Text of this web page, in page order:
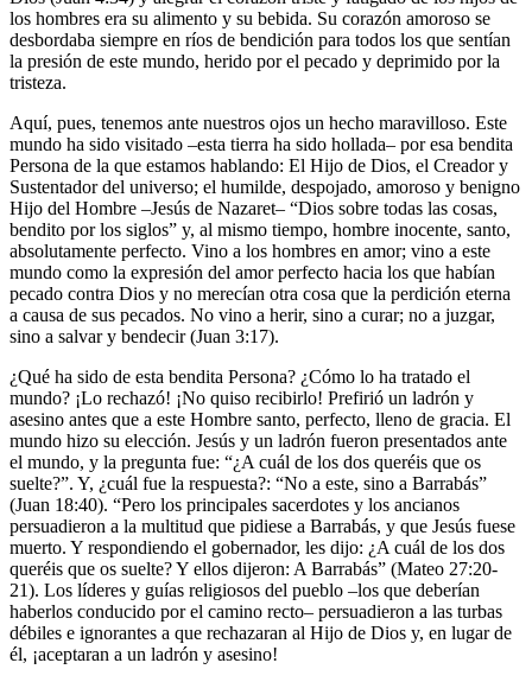
los hombres era su alimento y su bebida. Su corazón amoroso se
desbordaba siempre en ríos de bendición para todos los que sentían
la presión de este mundo, herido por el pecado y deprimido por la
tristeza.
Aquí, pues, tenemos ante nuestros ojos un hecho maravilloso. Este
mundo ha sido visitado –esta tierra ha sido hollada– por esa bendita
Persona de la que estamos hablando: El Hijo de Dios, el Creador y
Sustentador del universo; el humilde, despojado, amoroso y benigno
Hijo del Hombre –Jesús de Nazaret– “Dios sobre todas las cosas,
bendito por los siglos” y, al mismo tiempo, hombre inocente, santo,
absolutamente perfecto. Vino a los hombres en amor; vino a este
mundo como la expresión del amor perfecto hacia los que habían
pecado contra Dios y no merecían otra cosa que la perdición eterna
a causa de sus pecados. No vino a herir, sino a curar; no a juzgar,
sino a salvar y bendecir (Juan 3:17).
¿Qué ha sido de esta bendita Persona? ¿Cómo lo ha tratado el
mundo? ¡Lo rechazó! ¡No quiso recibirlo! Prefirió un ladrón y
asesino antes que a este Hombre santo, perfecto, lleno de gracia. El
mundo hizo su elección. Jesús y un ladrón fueron presentados ante
el mundo, y la pregunta fue: “¿A cuál de los dos queréis que os
suelte?”. Y, ¿cuál fue la respuesta?: “No a este, sino a Barrabás”
(Juan 18:40). “Pero los principales sacerdotes y los ancianos
persuadieron a la multitud que pidiese a Barrabás, y que Jesús fuese
muerto. Y respondiendo el gobernador, les dijo: ¿A cuál de los dos
queréis que os suelte? Y ellos dijeron: A Barrabás” (Mateo 27:20-
21). Los líderes y guías religiosos del pueblo –los que deberían
haberlos conducido por el camino recto– persuadieron a las turbas
débiles e ignorantes a que rechazaran al Hijo de Dios y, en lugar de
él, ¡aceptaran a un ladrón y asesino!